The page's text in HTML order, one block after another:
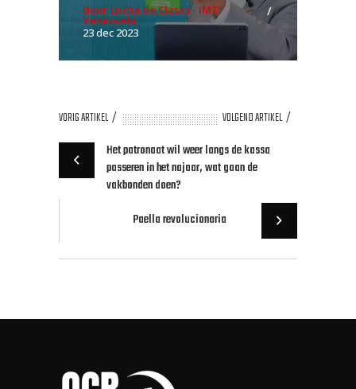
door Lucha de Clases - IMT
Venezuela
23 dec 2023
VORIG ARTIKEL
VOLGEND ARTIKEL
Het patronaat wil weer langs de kassa
passeren in het najaar, wat gaan de
vakbonden doen?
Paella revolucionaria